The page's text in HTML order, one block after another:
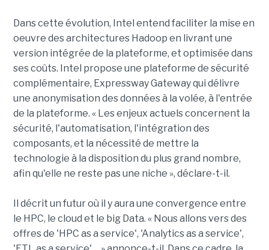
Dans cette évolution, Intel entend faciliter la mise en
oeuvre des architectures Hadoop en livrant une
version intégrée de la plateforme, et optimisée dans
ses coûts. Intel propose une plateforme de sécurité
complémentaire, Expressway Gateway qui délivre
une anonymisation des données à la volée, à l'entrée
de la plateforme. « Les enjeux actuels concernent la
sécurité, l'automatisation, l'intégration des
composants, et la nécessité de mettre la
technologie à la disposition du plus grand nombre,
afin qu'elle ne reste pas une niche », déclare-t-il.
Il décrit un futur où il y aura une convergence entre
le HPC, le cloud et le big Data. « Nous allons vers des
offres de 'HPC as a service', 'Analytics as a service',